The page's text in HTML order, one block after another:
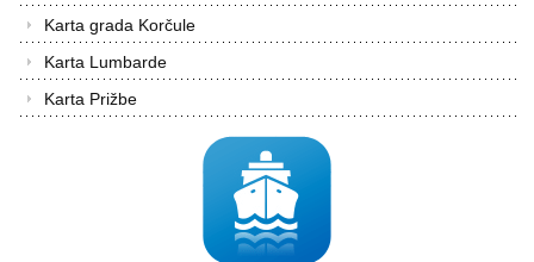
Karta grada Korčule
Karta Lumbarde
Karta Prižbe